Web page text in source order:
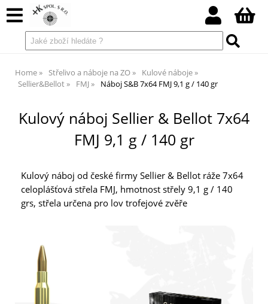
Home Střelivo a náboje na ZO
Kulové náboje
Sellier&Bellot
FMJ Náboj S&B 7x64 FMJ 9,1 g / 140 gr
Kulový náboj Sellier & Bellot 7x64
FMJ 9,1 g / 140 gr
Kulový náboj od české firmy Sellier & Bellot ráže 7x64
celoplášťová střela FMJ, hmotnost střely 9,1 g / 140
grs, střela určena pro lov trofejové zvěře